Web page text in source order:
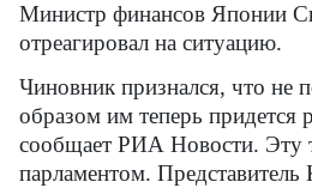
Министр финансов Японии
отреагировал на ситуацию.
Чиновник признался, что не
образом им теперь придется
сообщает РИА Новости. Эту
парламентом.